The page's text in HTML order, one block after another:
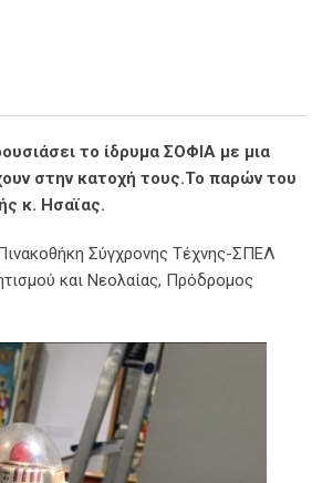
το ίδρυμα ΣΟΦΙΑ με μια
στην κατοχή τους.Το παρών του
κ. Ησαϊας.
Σύγχρονης Τέχνης-ΣΠΕΛ
και Νεολαίας, Πρόδρομος